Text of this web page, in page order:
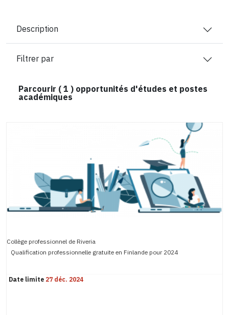
Description
Filtrer par
Parcourir (1 ) opportunités d'études et postes
académiques
Collège professionnel de Riveria
Qualification professionnelle gratuite en Finlande pour 2024
Date limite 27 déc. 2024